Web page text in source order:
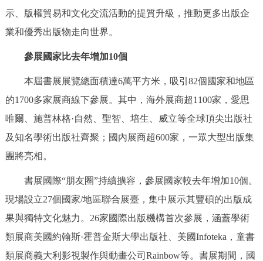
政民互動
12345網上接訴即辦
參與調查 線上訪談 圖説互動
走進北京
北京概況
多語種
ENGLISH 한국어 日本語
示、版權貿易和文化交流活動的提質升級，推動更多出版企
業和優秀出版物走向世界。
參展國家比去年增加10個
本屆書展展覽總面積達6萬平方米，吸引82個國家和地區
的1700多家展商線下參展。其中，海外展商超1100家，愛思
唯爾、施普林格·自然、聖智、培生、威立等全球頂尖出版社
及知名學術出版社齊聚；國內展商超600家，一眾大型出版集
團將亮相。
書展國際“朋友圈”持續擴容，參展國家較去年增加10個。
現場設立27個國家/地區聯合展臺，集中展示其豐碩的出版成
果與獨特文化魅力。26家國際出版機構首次參展，涵蓋學術
類展商美國約翰斯·霍普金斯大學出版社、美國Infoteka，童書
類展商義大利影視製作與動畫公司Rainbow等。書展期間，國